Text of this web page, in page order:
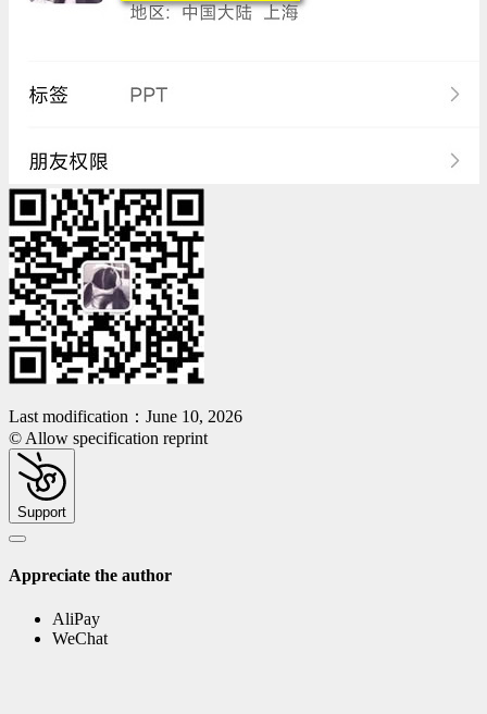
Last modification：June 10, 2026
© Allow specification reprint
Support
Appreciate the author
AliPay
WeChat